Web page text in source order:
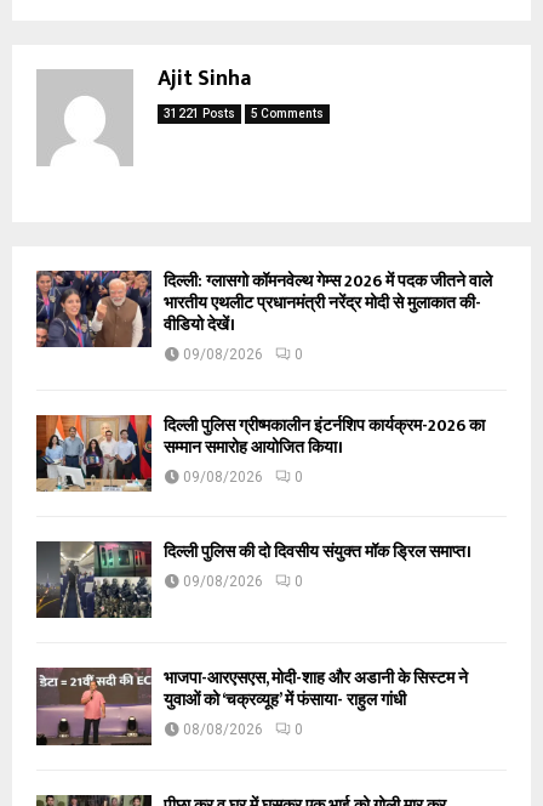
Ajit Sinha
31221 Posts 5 Comments
दिल्ली: ग्लासगो कॉमनवेल्थ गेम्स 2026 में पदक जीतने वाले
भारतीय एथलीट प्रधानमंत्री नरेंद्र मोदी से मुलाकात की-
वीडियो देखें।
09/08/2026 0
दिल्ली पुलिस ग्रीष्मकालीन इंटर्नशिप कार्यक्रम-2026 का
सम्मान समारोह आयोजित किया।
09/08/2026 0
दिल्ली पुलिस की दो दिवसीय संयुक्त मॉक ड्रिल समाप्त।
09/08/2026 0
भाजपा-आरएसएस, मोदी-शाह और अडानी के सिस्टम ने
युवाओं को ‘चक्रव्यूह’ में फंसाया- राहुल गांधी
08/08/2026 0